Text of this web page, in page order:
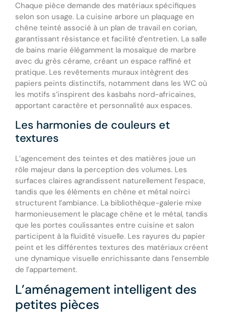
Chaque pièce demande des matériaux spécifiques
selon son usage. La cuisine arbore un plaquage en
chêne teinté associé à un plan de travail en corian,
garantissant résistance et facilité d’entretien. La salle
de bains marie élégamment la mosaïque de marbre
avec du grès cérame, créant un espace raffiné et
pratique. Les revêtements muraux intègrent des
papiers peints distinctifs, notamment dans les WC où
les motifs s’inspirent des kasbahs nord-africaines,
apportant caractère et personnalité aux espaces.
Les harmonies de couleurs et
textures
L’agencement des teintes et des matières joue un
rôle majeur dans la perception des volumes. Les
surfaces claires agrandissent naturellement l’espace,
tandis que les éléments en chêne et métal noirci
structurent l’ambiance. La bibliothèque-galerie mixe
harmonieusement le placage chêne et le métal, tandis
que les portes coulissantes entre cuisine et salon
participent à la fluidité visuelle. Les rayures du papier
peint et les différentes textures des matériaux créent
une dynamique visuelle enrichissante dans l’ensemble
de l’appartement.
L’aménagement intelligent des
petites pièces